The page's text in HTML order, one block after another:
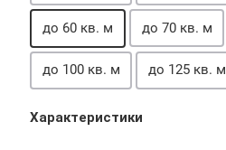
до 60 кв. м до 70 кв. м
до 100 кв. м до 125 кв. м
Характеристики